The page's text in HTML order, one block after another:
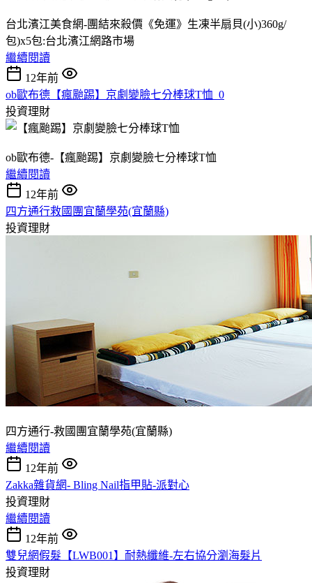
台北濱江美食網-團結來殺價《免運》生凍半扇貝(小)360g/
包)x5包:台北濱江網路市場
繼續閱讀
12年前
ob歐布德【瘋颱踢】京劇變臉七分棒球T恤_0
投資理財
ob歐布德-【瘋颱踢】京劇變臉七分棒球T恤
繼續閱讀
12年前
四方通行救國團宜蘭學苑(宜蘭縣)
投資理財
四方通行-救國團宜蘭學苑(宜蘭縣)
繼續閱讀
12年前
Zakka雜貨網- Bling Nail指甲貼-派對心
投資理財
繼續閱讀
12年前
雙兒網假髮【LWB001】耐熱纖維-左右協分瀏海髮片
投資理財